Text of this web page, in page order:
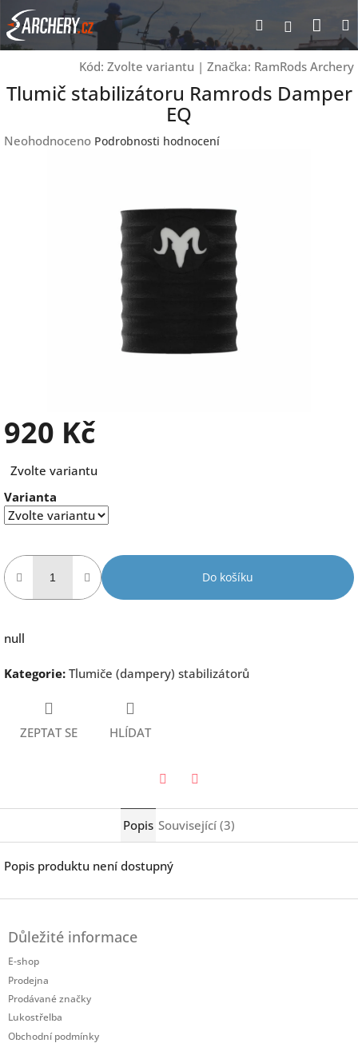
Přejít
na
obsah
Hledat
Kód: Zvolte variantu | Značka: RamRods Archery
Tlumič stabilizátoru Ramrods Damper
EQ
Průměrné
Neohodnoceno Podrobnosti hodnocení
920 Kč
cena:
Zvolte variantu
Varianta
Do košíku
null
Kategorie: Tlumiče (dampery) stabilizátorů
ZEPTAT SE HLÍDAT
Popis Související (3)
Popis produktu není dostupný
Důležité informace
E-shop
Prodejna
Prodávané značky
Lukostřelba
Obchodní podmínky